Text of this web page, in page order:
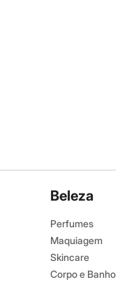
Beleza
Perfumes
Maquiagem
Skincare
Corpo e Banho